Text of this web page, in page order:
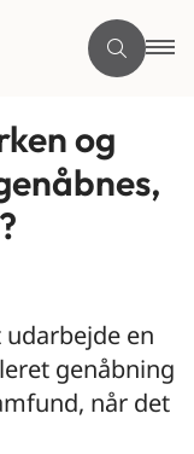
og
en
genåbning
når det